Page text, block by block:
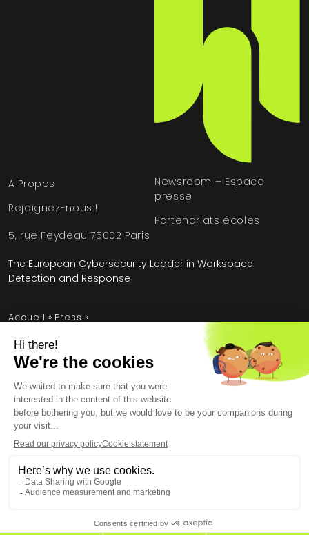
A Propos
Rejoignez-nous !
Newsroom – Espace
presse
Partenariats écoles
5, rue Feydeau 75002 Paris
The European Cybersecurity Leader in Workspace
Detection and Response
Accueil » Press »
Tests MITRE 2024 : l’EDR d’HarfangLab confirme sa position
de leader européen
Copyright © 2026, tous droits réservés.
Mentions légales
Conditions générales
Contrat de licence utilisateur final
Données personnelles
Sécurité